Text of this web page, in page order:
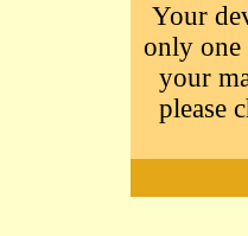
Your
only one
your
please